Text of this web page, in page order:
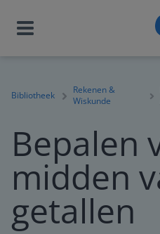
Bibliotheek
Rekenen &
Wiskunde
Bepalen
midden
getallen